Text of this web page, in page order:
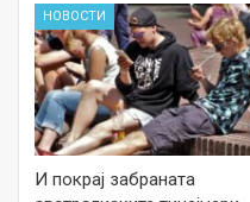
НОВОСТИ
И покрај забраната